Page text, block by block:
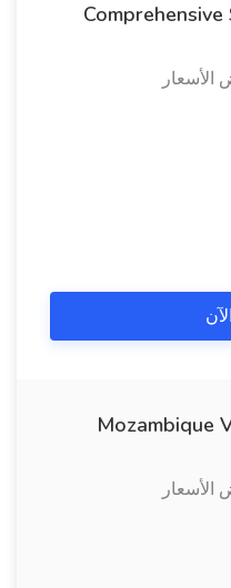
Mozambique